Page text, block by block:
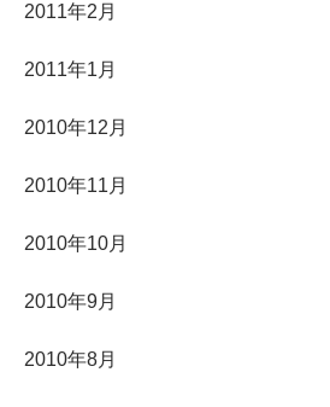
2011年2月
2011年1月
2010年12月
2010年11月
2010年10月
2010年9月
2010年8月